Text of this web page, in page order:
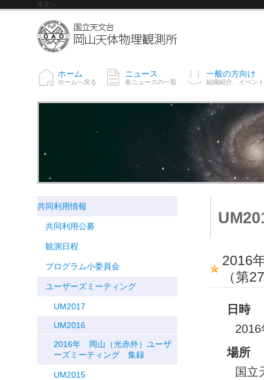
本文へ
ホーム
ホームへ戻る
ニュース
各ニュースの一覧
一般の方向け
組織紹介、イベン
2016
（第
日時
場所
国立
共同利用情報
共同利用公募
観測日程
プログラム小委員会
ユーザーズミーティング
UM2017
UM2016
2016年 岡山（光赤外）ユーザ
ーズミーティング 集録
UM2015